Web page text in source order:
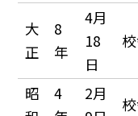
大
正
8
年
4月
18
日
昭
4
2月